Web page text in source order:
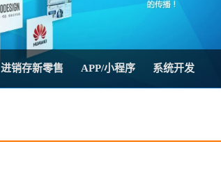
网站SEO优化
移动APP开发
网站托管代运营
公司公告
进销存新零售 APP/小程序 系统开发